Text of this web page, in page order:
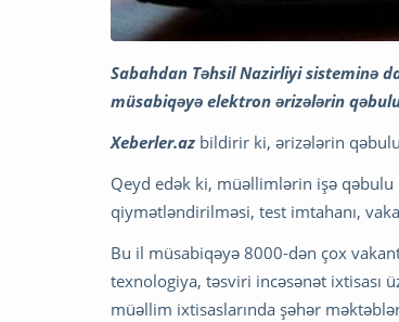
Sabahdan Təhsil Nazirliyi sisteminə
müsabiqəyə elektron ərizələrin
Xeberler.az bildirir ki, ərizələrin
Qeyd edək ki, müəllimlərin işə
qiymətləndirilməsi, test imtahanı,
Bu il müsabiqəyə 8000-dən çox
texnologiya, təsviri incəsənət ixtisası
müəllim ixtisaslarında şəhər